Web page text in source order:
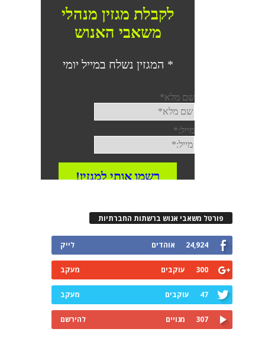
פורטל משאבי אנוש ברשתות החברתיות
24,924 אוהדים לייק
300 עוקבים מעקב
47 עוקבים מעקב
307 מנויים להירשם